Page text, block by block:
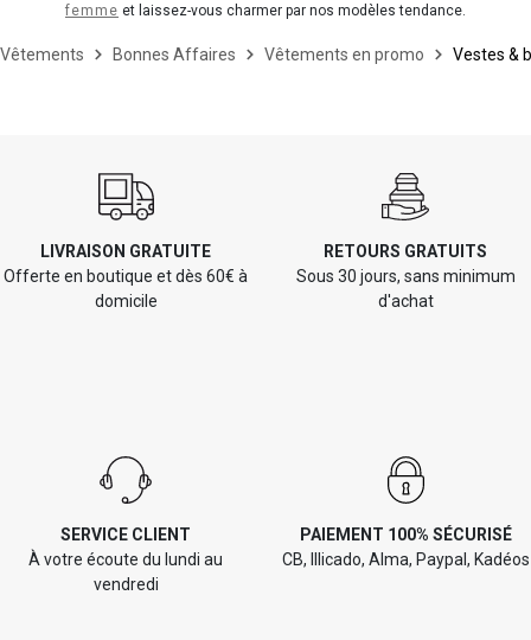
femme et laissez-vous charmer par nos modèles tendance.
Vêtements Bonnes Affaires Vêtements en promo Vestes &
LIVRAISON GRATUITE
Offerte en boutique et dès 60€ à
domicile
RETOURS GRATUITS
Sous 30 jours, sans minimum
d'achat
SERVICE CLIENT
À votre écoute du lundi au
vendredi
PAIEMENT 100% SÉCURISÉ
CB, Illicado, Alma, Paypal, Kadéos